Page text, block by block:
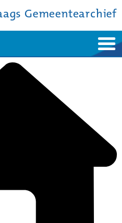
Gemeentearchief